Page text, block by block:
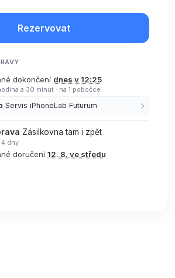
Rezervovat
dokončení dnes v 12:25
a 30 minut · na 1 pobočce
Servis iPhoneLab Futurum
Zásilkovna tam i zpět
4 dny
doručení 12. 8. ve středu